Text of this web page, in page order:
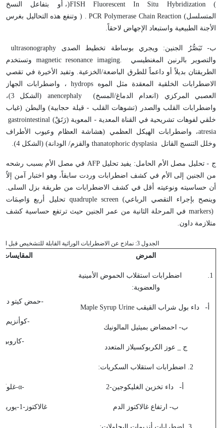
Fluorescent In Situ Hybridization (
FISH
)، أو بتفاعل النسخ
المتسلسلPolymerase Chain Reaction (
PCR
) . وتنفع هذه التحاليل بغرس
الأجنة الطبيعية واستبعاد الإجهاض لاحقاً.
ب- تَبَصُّرُ الجنين: ويجري بوساطة تخطيط الصدى ultrasonography
والتصوير بالرنين المغنطيسي
magnetic resonance imaging. وتستخدم
الطريقتان بديلاً أو داعماً للطرق الباضعة/الخزعية. وتفيد الأخيرة في تقصي
الاضطرابات الخلقية المعقدة مثل الموه hydrops ، واضطرابات الجهاز
العصبي المركزي (انعدام الدماغ/المسخ)
anencephaly
(الشكل 3)،
واضطرابات القلب والصدر (تشوهات القلب - قيلة حجابية) والبطن (غياب
خلقي لفوهات تشريحية في القناة المعدية - المعوية (رَتَقْ) gastrointestinal
atresia، واضطرابات الهيكل العظمي (هشاشة العظام وعيوب الأطراف
وخلل التنسج القاتل thanatophoric dysplasia والقزم/ الودانة) (الشكل 4).
ج - تحليل مصل الأم الحامل: يفيد تحليل AFP في مصل الأم بسبب رشحه
من الجنين إلى الأم في كشف اضطرابات وردت سابقاً، وهو اختبار آمن إلاّ
أن حساسيته ونوعيته أقل في كشف الاضطرابات من طريقة بزل السلى.
وينصح بإجراء التقصي الرباعيquadruple screen (تحليل أربع وَاصِمَات
markers) في المرحلة الثانية من عمر الجنين حيث ترتفع حساسية كشف
متلازمة داون.
الجدول 3: نماذج عن الاضطرابات الوراثية القابلة للتشخيص قبل الولادة.
المرض المقايسات
1. اضطرابات استقلاب الحموض الأمينية
والعضوية:
أ‌- داء بول شراب القيقبMaple Syrup Urine
ب‌- احمضاض بميثيل المالونيك
ج _ عوز الكربوكسيلاز المتعدد
-حمض كيتو دي
-كوأنزيم-
-
2. اضطرابات استقلاب السكريات:
أ‌- داء تخزين الغليكوجين-2
ب‌- ارتفاع غالاكتوز الدم
-
α
-
غالاكتوز-1-يوريديل ترانسفيراز